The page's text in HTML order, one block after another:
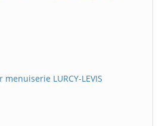
LURCY-LEVIS